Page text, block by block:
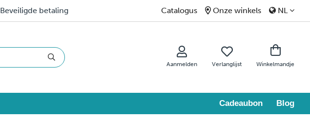
Beveiligde betaling Catalogus Onze winkels NL
Aanmelden Verlanglijst Winkelmandje
Cadeaubon Blog